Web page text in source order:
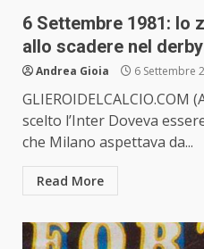
6 Settembre 1981: lo
allo scadere nel
Andrea Gioia 6 Settembre
GLIEROIDELCALCIO.COM
scelto l’Inter Doveva
che Milano aspettava da...
Read More